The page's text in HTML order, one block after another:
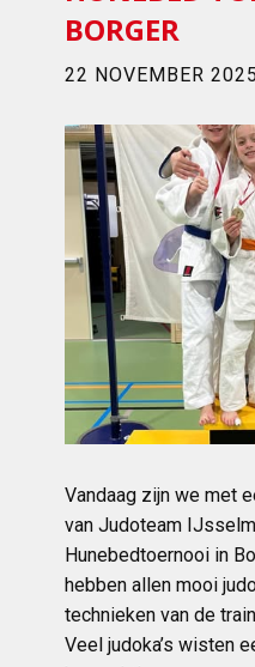
BORGER
22 NOVEMBER 2025
Vandaag zijn we met
van Judoteam
Hunebedtoernooi in
hebben allen mooi
technieken van de
Veel judoka’s wisten